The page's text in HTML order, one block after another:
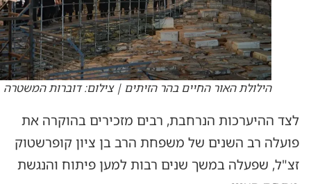
הילולת האור החיים בהר הזיתים | צילום: דוברות המשטרה
לצד ההיערכות הנרחבת, רבים מזכירים בהוקרה את
פועלה רב השנים של משפחת הרב בן ציון קופרשטוק
זצ"ל, שפעלה במשך שנים רבות למען פיתוח והנגשת